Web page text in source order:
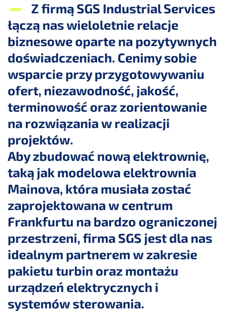
Z firmą SGS Industrial Services
łączą nas wieloletnie relacje
biznesowe oparte na pozytywnych
doświadczeniach. Cenimy sobie
wsparcie przy przygotowywaniu
ofert, niezawodność, jakość,
terminowość oraz zorientowanie
na rozwiązania w realizacji
projektów.
Aby zbudować nową elektrownię,
taką jak modelowa elektrownia
Mainova, która musiała zostać
zaprojektowana w centrum
Frankfurtu na bardzo ograniczonej
przestrzeni, firma SGS jest dla nas
idealnym partnerem w zakresie
pakietu turbin oraz montażu
urządzeń elektrycznych i
systemów sterowania.